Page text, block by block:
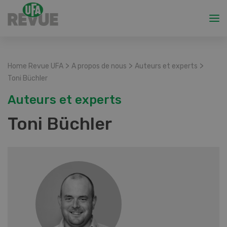
Home Revue UFA > A propos de nous > Auteurs et experts >
Toni Büchler
Auteurs et experts
Toni Büchler